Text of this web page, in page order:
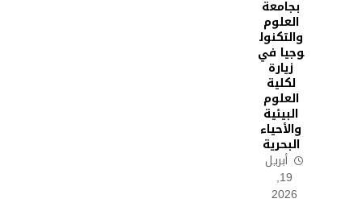
بجامعة
العلوم
والتكنول
وجيا في
زيارة
لكلية
العلوم
البيئية
والأحياء
البحرية
أبريل
19,
2026